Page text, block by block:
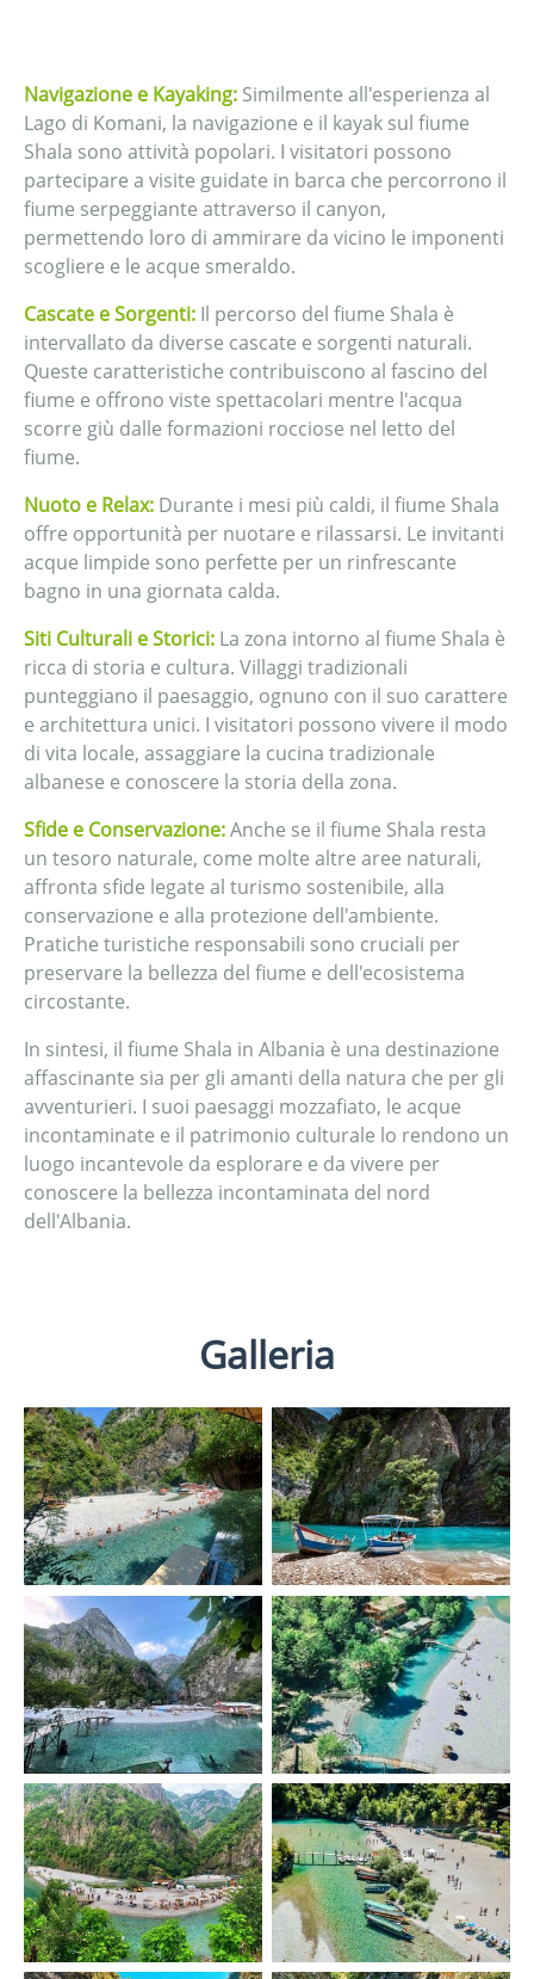
Navigazione e Kayaking: Similmente all'esperienza al
Lago di Komani, la navigazione e il kayak sul fiume
Shala sono attività popolari. I visitatori possono
partecipare a visite guidate in barca che percorrono il
fiume serpeggiante attraverso il canyon,
permettendo loro di ammirare da vicino le imponenti
scogliere e le acque smeraldo.
Cascate e Sorgenti: Il percorso del fiume Shala è
intervallato da diverse cascate e sorgenti naturali.
Queste caratteristiche contribuiscono al fascino del
fiume e offrono viste spettacolari mentre l'acqua
scorre giù dalle formazioni rocciose nel letto del
fiume.
Nuoto e Relax: Durante i mesi più caldi, il fiume Shala
offre opportunità per nuotare e rilassarsi. Le invitanti
acque limpide sono perfette per un rinfrescante
bagno in una giornata calda.
Siti Culturali e Storici: La zona intorno al fiume Shala è
ricca di storia e cultura. Villaggi tradizionali
punteggiano il paesaggio, ognuno con il suo carattere
e architettura unici. I visitatori possono vivere il modo
di vita locale, assaggiare la cucina tradizionale
albanese e conoscere la storia della zona.
Sfide e Conservazione:Anche se il fiume Shala resta
un tesoro naturale, come molte altre aree naturali,
affronta sfide legate al turismo sostenibile, alla
conservazione e alla protezione dell'ambiente.
Pratiche turistiche responsabili sono cruciali per
preservare la bellezza del fiume e dell'ecosistema
circostante.
In sintesi, il fiume Shala in Albania è una destinazione
affascinante sia per gli amanti della natura che per gli
avventurieri. I suoi paesaggi mozzafiato, le acque
incontaminate e il patrimonio culturale lo rendono un
luogo incantevole da esplorare e da vivere per
conoscere la bellezza incontaminata del nord
dell'Albania.
Galleria